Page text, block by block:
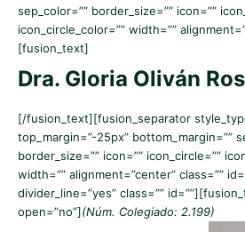
sep_color=”” border_size=”” icon=””
icon_circle_color=”” width=””
[fusion_text]
Dra. Gloria Oliván
[/fusion_text][fusion_separator
top_margin=”-25px” bottom_margin=””
border_size=”” icon=”” icon_circle=””
width=”” alignment=”center” class=””
divider_line=”yes” class=””
open=”no”](Núm. Colegiado: 2.199)